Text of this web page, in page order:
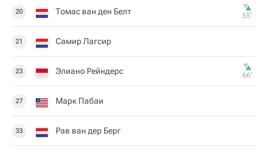
20 Томас ван ден Белт 55‎’‎
21 Самир Лагсир
23 Элиано Рейндерс 66‎’‎
27 Марк Пабаи
33 Рав ван дер Берг